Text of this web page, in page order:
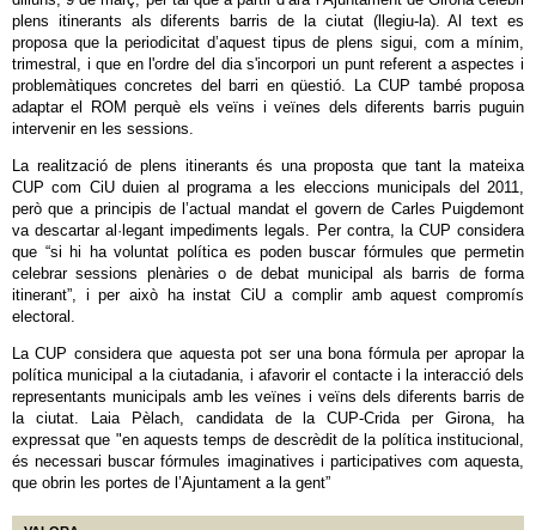
plens itinerants als diferents barris de la ciutat (llegiu-la). Al text es
proposa que la periodicitat d’aquest tipus de plens sigui, com a mínim,
trimestral, i que en l'ordre del dia s'incorpori un punt referent a aspectes i
problemàtiques concretes del barri en qüestió. La CUP també proposa
adaptar el ROM perquè els veïns i veïnes dels diferents barris puguin
intervenir en les sessions.
La realització de plens itinerants és una proposta que tant la mateixa
CUP com CiU duien al programa a les eleccions municipals del 2011,
però que a principis de l’actual mandat el govern de Carles Puigdemont
va descartar al·legant impediments legals. Per contra, la CUP considera
que “si hi ha voluntat política es poden buscar fórmules que permetin
celebrar sessions plenàries o de debat municipal als barris de forma
itinerant”, i per això ha instat CiU a complir amb aquest compromís
electoral.
La CUP considera que aquesta pot ser una bona fórmula per apropar la
política municipal a la ciutadania, i afavorir el contacte i la interacció dels
representants municipals amb les veïnes i veïns dels diferents barris de
la ciutat. Laia Pèlach, candidata de la CUP-Crida per Girona, ha
expressat que "en aquests temps de descrèdit de la política institucional,
és necessari buscar fórmules imaginatives i participatives com aquesta,
que obrin les portes de l’Ajuntament a la gent”